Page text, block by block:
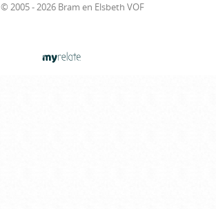
© 2005 - 2026 Bram en Elsbeth VOF